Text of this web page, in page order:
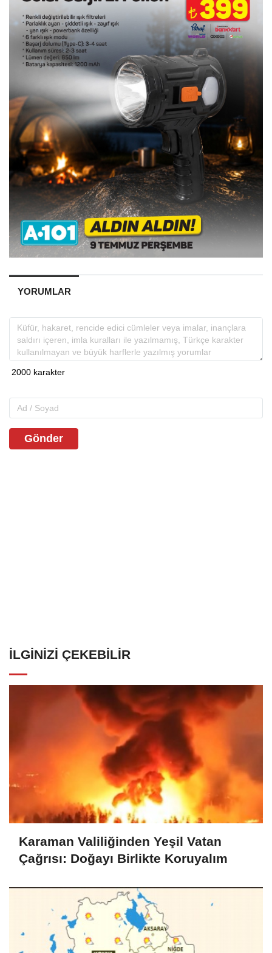
YORUMLAR
Gönder
İLGINIZI ÇEKEBILIR
Karaman Valiliğinden Yeşil Vatan
Çağrısı: Doğayı Birlikte Koruyalım